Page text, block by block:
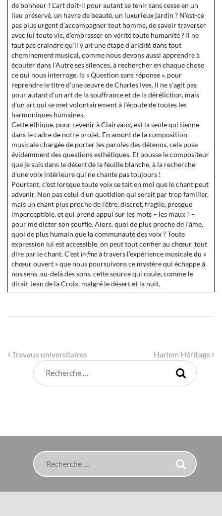
de bonheur ! L’art doit-il pour autant se tenir sans cesse en un
lieu préservé, un havre de beauté, un luxurieux jardin ? N’est-ce
pas plus urgent d’accompagner tout homme, de savoir traverser
avec lui toute vie, d’embrasser en vérité toute humanité ? Il ne
faut pas craindre qu’il y ait une étape d’aridité dans tout
cheminement musical, comme nous devons aussi apprendre à
écouter dans l’Autre ses silences, à rechercher en chaque chose
ce qui nous interroge, la « Question sans réponse », pour
reprendre le titre d’une œuvre de Charles Ives. Il ne s’agit pas
pour autant d’un art de la souffrance et de la déréliction, mais
d’un art qui se met volontairement à l’écoute de toutes les
harmoniques humaines.
Cette éthique, pour revenir à Clairvaux, est la seule qui tienne
dans le cadre de notre projet. En amont de la composition
musicale chargée de porter les paroles des détenus, cela pose
évidemment des questions esthétiques. Et pousse le compositeur
que je suis dans le désert de la feuille blanche, à la recherche
d’une voix intérieure qui ne chante pas toujours !
Pourtant, c’est lorsque toute voix se tait en moi que le chant peut
advenir. Non pas celui d’un quotidien qui serait par trop familier,
mais un chant plus proche de l’être, discret, fragile, presque
imperceptible, et qui prend appui sur les mots – les maux ? –
pour me dicter son souffle. Alors, quoi de plus proche de l’âme,
quoi de plus humain que la communauté des voix ? Toute
expression lui est accessible, on peut tout confier au chœur, tout
dire par le chant. C’estin fineà travers l’expérience musicale du «
chœur ouvert » que nous poursuivons ce mystère qui échappe à
nos sens, au-delà des sons, cette source qui coule, comme le
dirait Jean de la Croix, malgré le désert et la nuit.
Navigation
Travaux universitaires
Harlem Héritage
Rechercher
Rechercher